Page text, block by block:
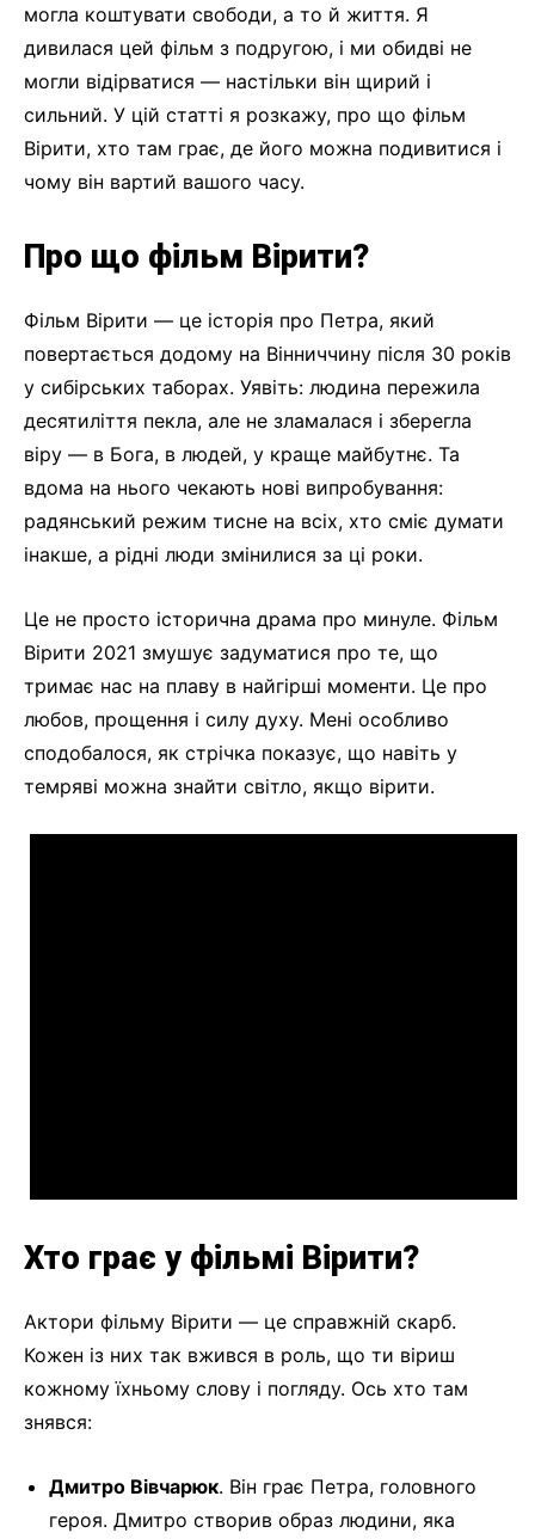
могла коштувати свободи, а то й життя. Я
дивилася цей фільм з подругою, і ми обидві не
могли відірватися — настільки він щирий і
сильний. У цій статті я розкажу, про що фільм
Вірити, хто там грає, де його можна подивитися і
чому він вартий вашого часу.
Про що фільм Вірити?
Фільм Вірити — це історія про Петра, який
повертається додому на Вінниччину після 30 років
у сибірських таборах. Уявіть: людина пережила
десятиліття пекла, але не зламалася і зберегла
віру — в Бога, в людей, у краще майбутнє. Та
вдома на нього чекають нові випробування:
радянський режим тисне на всіх, хто сміє думати
інакше, а рідні люди змінилися за ці роки.
Це не просто історична драма про минуле. Фільм
Вірити 2021 змушує задуматися про те, що
тримає нас на плаву в найгірші моменти. Це про
любов, прощення і силу духу. Мені особливо
сподобалося, як стрічка показує, що навіть у
темряві можна знайти світло, якщо вірити.
Хто грає у фільмі Вірити?
Актори фільму Вірити — це справжній скарб.
Кожен із них так вжився в роль, що ти віриш
кожному їхньому слову і погляду. Ось хто там
знявся:
Дмитро Вівчарюк. Він грає Петра, головного
героя. Дмитро створив образ людини, яка